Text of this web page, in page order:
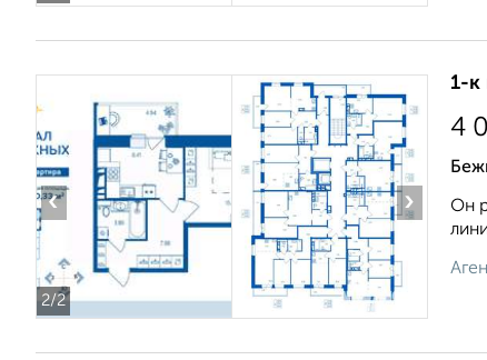
2/2
‹ ›
1-к
4
Он